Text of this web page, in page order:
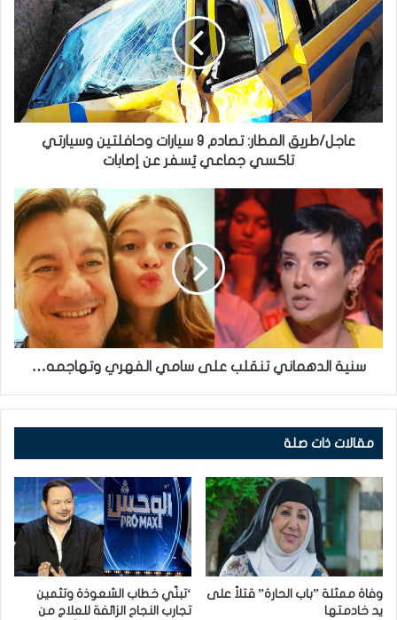
عاجل/طريق المطار: تصادم 9 سيارات وحافلتين وسيارتي
تاكسي جماعي يُسفر عن إصابات
سنية الدهماني تنقلب على سامي الفهري وتهاجمه…
مقالات ذات صلة
وفاة ممثلة ”باب الحارة” قتلاً على
يد خادمتها⁩
‘تبنّي خطاب الشعوذة وتثمين
تجارب النجاح الزائفة للعلاج من